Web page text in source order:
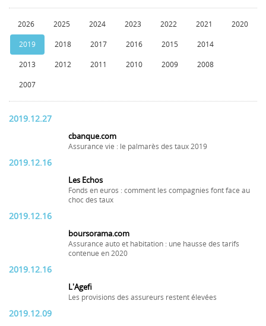
2026 2025 2024 2023 2022 2021 2020
2019 2018 2017 2016 2015 2014
2013 2012 2011 2010 2009 2008
2007
2019.12.27
cbanque.com
Assurance vie : le palmarès des taux 2019
2019.12.16
Les Echos
Fonds en euros : comment les compagnies font face au
choc des taux
2019.12.16
boursorama.com
Assurance auto et habitation : une hausse des tarifs
contenue en 2020
2019.12.16
L'Agefi
Les provisions des assureurs restent élevées
2019.12.09